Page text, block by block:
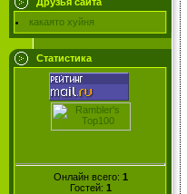
какаято хуйня
Статистика
Онлайн всего: 1
Гостей: 1